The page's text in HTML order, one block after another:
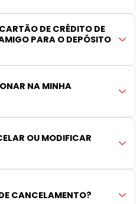
DE CRÉDITO DE
PARA O DEPÓSITO
NA MINHA
OU MODIFICAR
CANCELAMENTO?